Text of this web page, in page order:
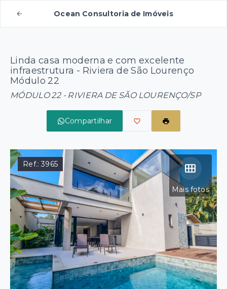
Ocean Consultoria de Imóveis
Linda casa moderna e com excelente
infraestrutura - Riviera de São Lourenço
Módulo 22
MÓDULO 22 - RIVIERA DE SÃO LOURENÇO/SP
Compartilhar
Mais fotos
Ref.:3965